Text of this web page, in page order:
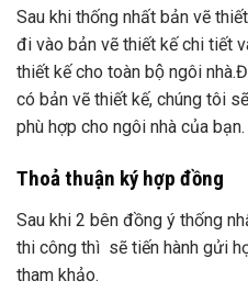
Sau khi thống nhất bản vẽ
đi vào bản vẽ thiết kế chi tiết
thiết kế cho toàn bộ ngôi
có bản vẽ thiết kế, chúng tôi
phù hợp cho ngôi nhà của bạn.
Thoả thuận ký hợp đồng
Sau khi 2 bên đồng ý thống
thi công thì sẽ tiến hành gửi
tham khảo.